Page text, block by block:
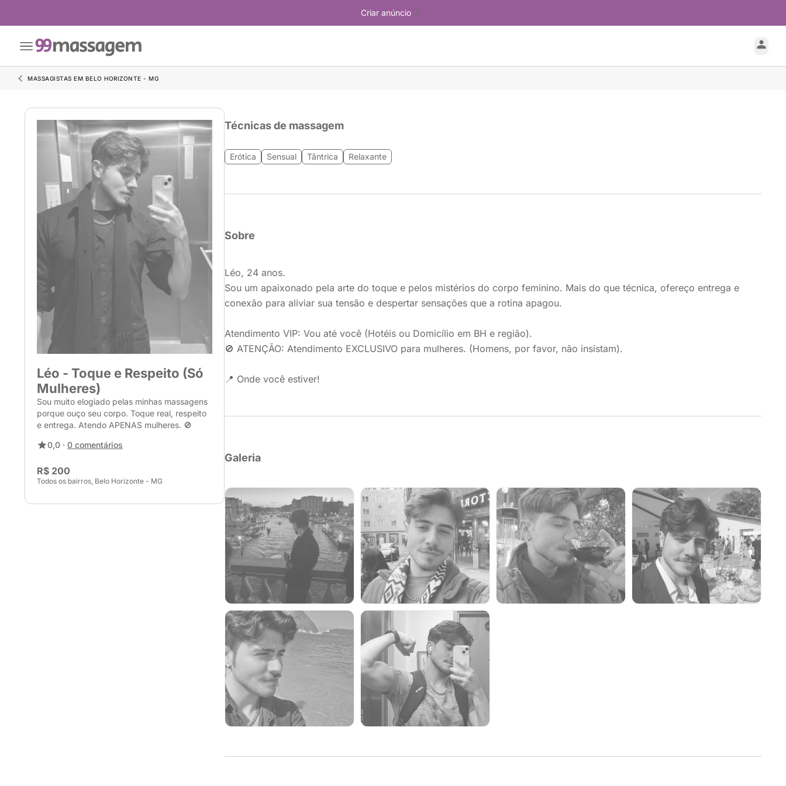
Criar anúncio
MASSAGISTAS EM BELO HORIZONTE - MG
Léo - Toque e Respeito (Só
Mulheres)
Sou muito elogiado pelas minhas massagens
porque ouço seu corpo. Toque real, respeito
e entrega. Atendo APENAS mulheres. 🚫
0,0 · 0 comentários
R$ 200
Todos os bairros, Belo Horizonte - MG
Técnicas de massagem
Erótica Sensual Tântrica Relaxante
Sobre
Léo, 24 anos.
Sou um apaixonado pela arte do toque e pelos mistérios do corpo feminino. Mais do que técnica, ofereço entrega e
conexão para aliviar sua tensão e despertar sensações que a rotina apagou.
Atendimento VIP: Vou até você (Hotéis ou Domicílio em BH e região).
🚫 ATENÇÃO: Atendimento EXCLUSIVO para mulheres. (Homens, por favor, não insistam).
📍 Onde você estiver!
Galeria